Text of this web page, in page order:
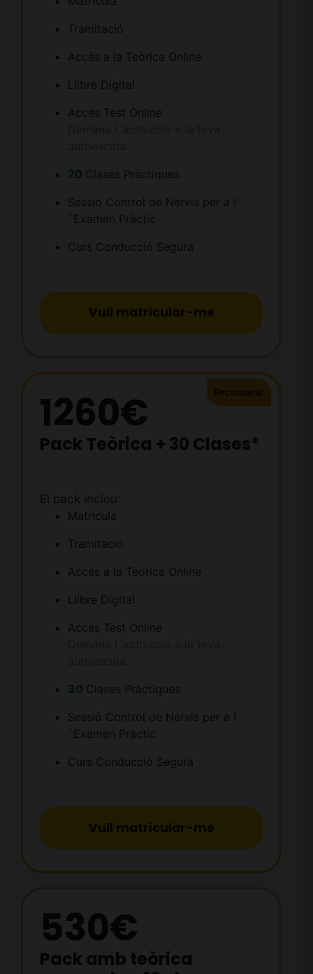
Tramitació
Accès a la Teòrica Online
Llibre Digital
Accés Test Online
20 Clases Pràctiques
Sessió Control de Nervis per a l
´Examen Pràctic
Curs Conducció Segura
Vull matricular-me
1260€
Pack Teòrica + 30 Clases*
El pack inclou:
Matricula
Tramitació
Accès a la Teòrica Online
Llibre Digital
Accés Test Online
30 Clases Pràctiques
Sessió Control de Nervis per a l
´Examen Pràctic
Curs Conducció Segura
Vull matricular-me
530€
Pack amb teòrica